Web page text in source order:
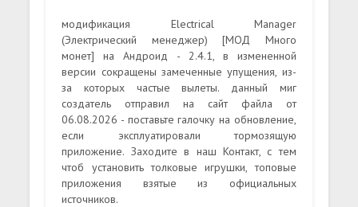
модификация Electrical Manager
(Электрический менеджер) [МОД Много
монет] на Андроид - 2.4.1, в измененной
версии сокращены замеченные упущения, из-
за которых частые вылеты. данный миг
создатель отправил на сайт файла от
06.08.2026 - поставьте галочку на обновление,
если эксплуатировали тормозящую
приложение. Заходите в наш Контакт, с тем
чтоб установить толковые игрушки, топовые
приложения взятые из официальных
источников.